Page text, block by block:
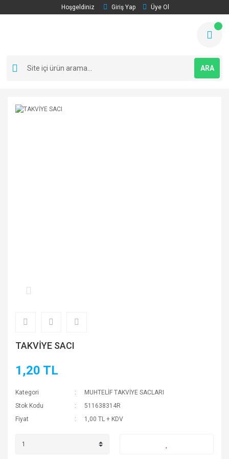
Hoşgeldiniz Giriş Yap Üye Ol
ARA
TAKVİYE SACI
1,20 TL
Kategori
MUHTELİF TAKVİYE SACLARI
Stok Kodu
511638314R
Fiyat
1,00 TL + KDV